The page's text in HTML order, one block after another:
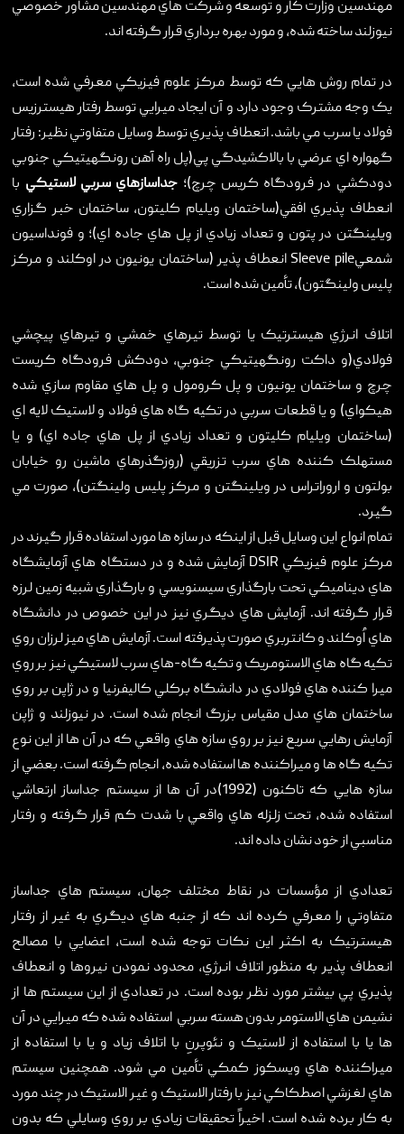
مهندسين وزارت کار و توسعه و شرکت هاي مهندسين مشاور خصوصي
نيوزلند ساخته شده، و مورد بهره برداري قرار گرفته اند.
در تمام روش هايي که توسط مرکز علوم فيزيکي معرفي شده است،
يک وجه مشترک وجود دارد و آن ايجاد ميرايي توسط رفتار هيسترزيس
فولاد يا سرب مي باشد. اتعطاف پذيري توسط وسايل متفاوتي نظير: رفتار
گهواره اي عرضي با بالاکشيدگي پي(پل راه آهن رونگهيتيکي جنوبي
دودکشي در فرودگاه کريس چرچ)؛ جداسازهاي سربي لاستيکي با
انعطاف پذيري افقي(ساختمان ويليام کليتون، ساختمان خبر گزاري
ويلينگتن در پتون و تعداد زيادي از پل هاي جاده اي)؛ و فونداسيون
شمعيSleeve pile انعطاف پذير (ساختمان يونيون در اوکلند و مرکز
پليس ولينگتون)، تأمين شده است.
اتلاف انرژي هيسترتيک يا توسط تيرهاي خمشي و تيرهاي پيچشي
فولادي(و داکت رونگهيتيکي جنوبي، دودکش فرودگاه کريست
چرچ و ساختمان يونيون و پل کرومول و پل هاي مقاوم سازي شده
هيکواي) و يا قطعات سربي در تکيه گاه هاي فولاد و لاستيک لايه اي
‏(ساختمان ويليام کليتون و تعداد زيادي از پل هاي جاده اي) و يا
مستهلک کننده هاي سرب تزريقي (روزگذرهاي ماشين رو خيابان
بولتون و اروراتراس در ويلينگتن و مرکز پليس ولينگتن)، صورت مي
گيرد.
تمام انواع اين وسايل قبل از اينکه در سازه ها مورد استفاده قرار گيرند در
مرکز علوم فيزيکي DSIR آزمايش شده و در دستگاه هاي آزمايشگاه
هاي ديناميکي تحت بارگذاري سيسنويسي و بارگذاري شبيه زمين لرزه
قرار گرفته اند. آزمايش هاي ديگري نيز در اين خصوص در دانشگاه
هاي اُوکلند و کانتربري صورت پذيرفته است. آزمايش هاي ميز لرزان روي
تکيه گاه هاي الاستومريک و تکيه گاه-هاي سرب لاستيکي نيز بر روي
ميرا کننده هاي فولادي در دانشگاه برکلي کاليفرنيا و در ژاپن بر روي
ساختمان هاي مدل مقياس بزرگ انجام شده است. در نيوزلند و ژاپن
آزمايش رهايي سريع نيز بر روي سازه هاي واقعي که در آن ها از اين نوع
تکيه گاه ها و ميراکننده ها استفاده شده، انجام گرفته است. بعضي از
سازه هايي که تاکنون (1992)در آن ها از سيستم جداساز ارتعاشي
استفاده شده، تحت زلزله هاي واقعي با شدت کم قرار گرفته و رفتار
مناسبي از خود نشان داده اند.
تعدادي از مؤسسات در نقاط مختلف جهان، سيستم هاي جداساز
متفاوتي را معرفي کرده اند که از جنبه هاي ديگري به غير از رفتار
هيسترتيک به اکثر اين نکات توجه شده است، اعضايي با مصالح
انعطاف پذير به منظور اتلاف انرژي، محدود نمودن نيروها و انعطاف
پذيري پي بيشتر مورد نظر بوده است. در تعدادي از اين سيستم ها از
نشيمن هاي الاستومر بدون هسته سربي استفاده شده که ميرايي در آن
ها يا با استفاده از لاستيک و نئوپرنِ با اتلاف زياد و يا با استفاده از
ميراکننده هاي ويسکوز کمکي تأمين مي شود. همچنين سيستم
هاي لغزشي اصطکاکي نيز با رفتار الاستيک و غير الاستيک در چند مورد
به کار برده شده است. اخيراً تحقيقات زيادي بر روي وسايلي که بدون